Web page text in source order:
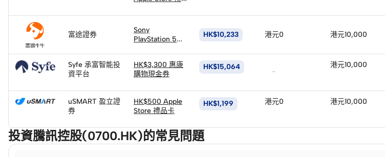
請
富途證券
立
即
申
Sony
PlayStation 5
HK$6,502)(以
換購價
HK$10,233 港元0 港元10,000
Syfe 承富智能投
資平台
申
請
HK$3,300 惠康
購物現金券
HK$15,064
-
港元10,000
uSMART 盈立證
券
申
請
HK$500 Apple
Store 禮品卡
HK$1,199 港元0 港元10,000
投資騰訊控股(0700.HK)的常見問題